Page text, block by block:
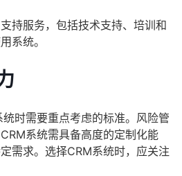
持服务，包括技术支持、培训和
系统。
统时需要重点考虑的标准。风险管
系统需具备高度的定制化能
需求。选择CRM系统时，应关注